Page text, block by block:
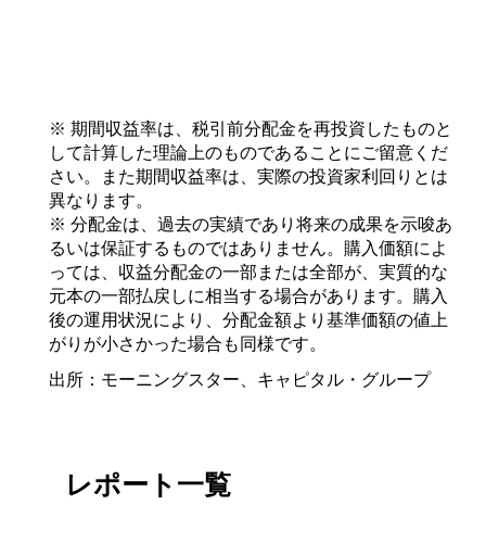
※ 期間収益率は、税引前分配金を再投資したものと
して計算した理論上のものであることにご留意くだ
さい。また期間収益率は、実際の投資家利回りとは
異なります。
※ 分配金は、過去の実績であり将来の成果を示唆あ
るいは保証するものではありません。購入価額によ
っては、収益分配金の一部または全部が、実質的な
元本の一部払戻しに相当する場合があります。購入
後の運用状況により、分配金額より基準価額の値上
がりが小さかった場合も同様です。
出所：モーニングスター、キャピタル・グループ
レポート一覧